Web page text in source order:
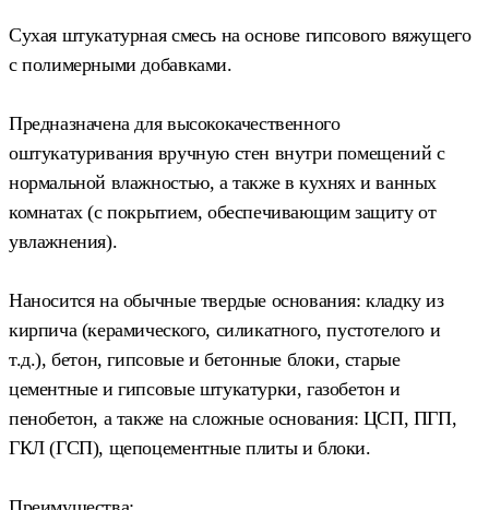
Сухая штукатурная смесь на основе гипсового вяжущего
с полимерными добавками.
Предназначена для высококачественного
оштукатуривания вручную стен внутри помещений с
нормальной влажностью, а также в кухнях и ванных
комнатах (с покрытием, обеспечивающим защиту от
увлажнения).
Наносится на обычные твердые основания: кладку из
кирпича (керамического, силикатного, пустотелого и
т.д.), бетон, гипсовые и бетонные блоки, старые
цементные и гипсовые штукатурки, газобетон и
пенобетон, а также на сложные основания: ЦСП, ПГП,
ГКЛ (ГСП), щепоцементные плиты и блоки.